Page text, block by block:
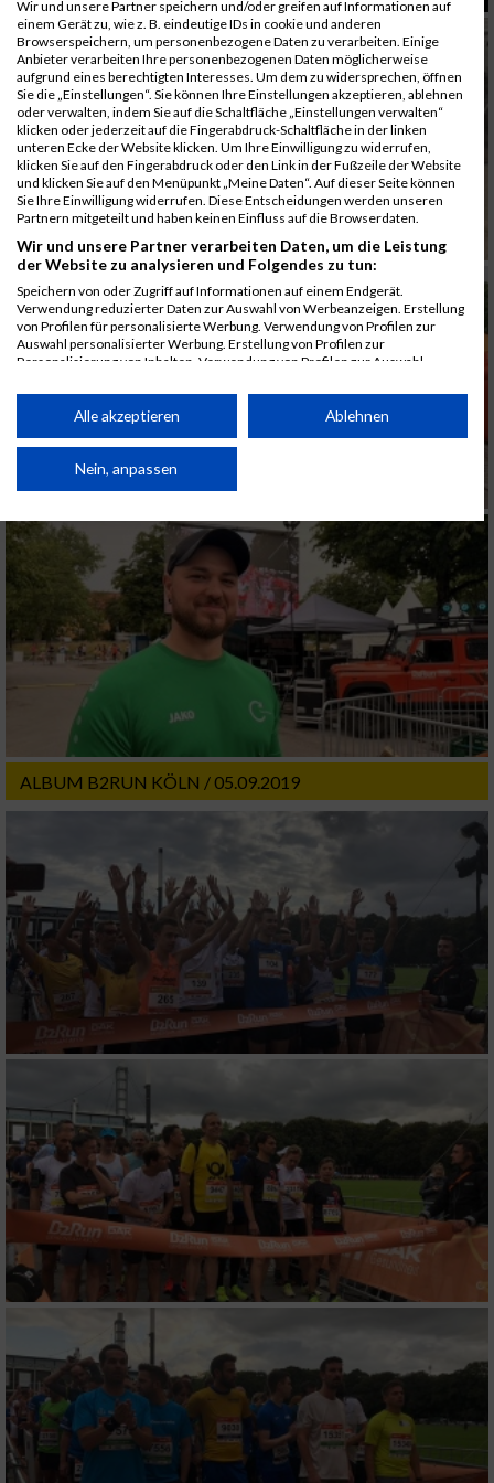
ALBUM B2RUN KÖLN / 05.09.2019
Wir und unsere Partner speichern und/oder greifen auf Informationen auf
einem Gerät zu, wie z. B. eindeutige IDs in cookie und anderen
Browserspeichern, um personenbezogene Daten zu verarbeiten. Einige
Anbieter verarbeiten Ihre personenbezogenen Daten möglicherweise
aufgrund eines berechtigten Interesses. Um dem zu widersprechen, öffnen
Sie die „Einstellungen“. Sie können Ihre Einstellungen akzeptieren, ablehnen
oder verwalten, indem Sie auf die Schaltfläche „Einstellungen verwalten“
klicken oder jederzeit auf die Fingerabdruck-Schaltfläche in der linken
unteren Ecke der Website klicken. Um Ihre Einwilligung zu widerrufen,
klicken Sie auf den Fingerabdruck oder den Link in der Fußzeile der Website
und klicken Sie auf den Menüpunkt „Meine Daten“. Auf dieser Seite können
Sie Ihre Einwilligung widerrufen. Diese Entscheidungen werden unseren
Partnern mitgeteilt und haben keinen Einfluss auf die Browserdaten.
Wir und unsere Partner verarbeiten Daten, um die Leistung
der Website zu analysieren und Folgendes zu tun:
Speichern von oder Zugriff auf Informationen auf einem Endgerät.
Verwendung reduzierter Daten zur Auswahl von Werbeanzeigen. Erstellung
von Profilen für personalisierte Werbung. Verwendung von Profilen zur
Auswahl personalisierter Werbung. Erstellung von Profilen zur
Personalisierung von Inhalten. Verwendung von Profilen zur Auswahl
Performance von Inhalten. Analyse von Zielgruppen durch Statistiken oder
Kombinationen von Daten aus verschiedenen Quellen. Entwicklung und
von Inhalten.
Daten können außerhalb der Europäischen Union weitergegeben und in die
Website/App.
Partnerliste anzeigen (1 IAB-Anbieter)
Wir nutzen Ihre Daten für folgende Zwecke:
IAB-Verarbeitungszwecke:
Speichern von oder Zugriff auf Informationen
auf einem Endgerät
Verwendung reduzierter Daten zur Auswahl
von Werbeanzeigen
Erstellung von Profilen für personalisierte
Verwendung von Profilen zur Auswahl
personalisierter Werbung
Erstellung von Profilen zur Personalisierung
von Inhalten
Verwendung von Profilen zur Auswahl
personalisierter Inhalte
Messung der Werbeleistung
Messung der Performance von Inhalten
Analyse von Zielgruppen durch Statistiken
oder Kombinationen von Daten aus
verschiedenen Quellen
Entwicklung und Verbesserung der Angebote
Verwendung reduzierter Daten zur Auswahl
von Inhalten
IAB-Besonderheiten:
Verwendung genauer Standortdaten
Alle akzeptieren Ablehnen
Nein, anpassen